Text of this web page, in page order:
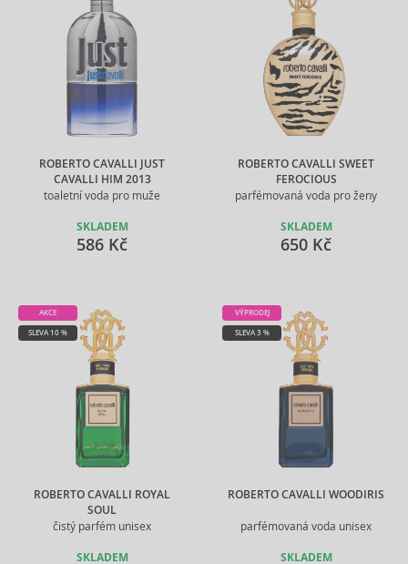
ROBERTO CAVALLI JUST
CAVALLI HIM 2013
toaletní voda pro muže
SKLADEM
586 Kč
ROBERTO CAVALLI SWEET
FEROCIOUS
parfémovaná voda pro ženy
SKLADEM
650 Kč
ROBERTO CAVALLI ROYAL
SOUL
čistý parfém unisex
AKCE
SLEVA 10 %
SKLADEM
ROBERTO CAVALLI WOODIRIS
parfémovaná voda unisex
VÝPRODEJ
SLEVA 3 %
SKLADEM